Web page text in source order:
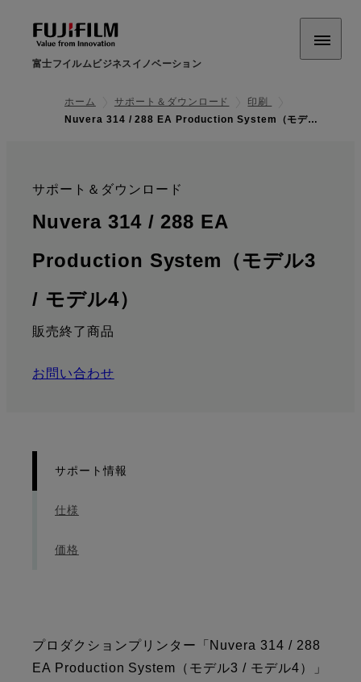
富士フイルムビジネスイノベーション
ホーム サポート＆ダウンロード
印刷
Nuvera 314 / 288 EA Production System（モデ…
サポート＆ダウンロード
:
Nuvera 314 / 288 EA
Production System（モデル3
/ モデル4）
販売終了商品
お問い合わせ
サポート情報
仕様
価格
プロダクションプリンター「Nuvera 314 / 288
EA Production System（モデル3 / モデル4）」